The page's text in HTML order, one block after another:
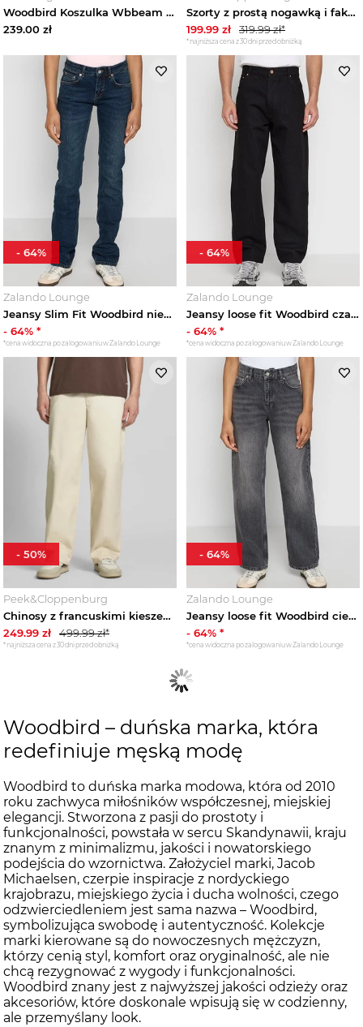
Woodbird Koszulka Wbbeam schwarz czarny
239.00 zł
Szorty z prostą nogawką i fakturowanym wzorem model ‘Ben' Woodbird
199.99 zł 319.99zł*
*najniższa cena z 30 dni przed obniżką
Zalando Lounge
Jeansy Slim Fit Woodbird niebieski
- 64% *
*cena widoczna po zalogowaniu w Zalando Lounge
- 64%
Zalando Lounge
Jeansy loose fit Woodbird czarny
- 64% *
*cena widoczna po zalogowaniu w Zalando Lounge
- 64%
Peek&Cloppenburg
Chinosy z francuskimi kieszeniami wpuszczanymi Woodbird Złamany biały
249.99 zł 499.99zł*
*najniższa cena z 30 dni przed obniżką
- 50%
Zalando Lounge
Jeansy loose fit Woodbird ciemnoszary
- 64% *
*cena widoczna po zalogowaniu w Zalando Lounge
- 64%
Woodbird – duńska marka, która
redefiniuje męską modę
Woodbird to duńska marka modowa, która od 2010
roku zachwyca miłośników współczesnej, miejskiej
elegancji. Stworzona z pasji do prostoty i
funkcjonalności, powstała w sercu Skandynawii, kraju
znanym z minimalizmu, jakości i nowatorskiego
podejścia do wzornictwa. Założyciel marki, Jacob
Michaelsen, czerpie inspiracje z nordyckiego
krajobrazu, miejskiego życia i ducha wolności, czego
odzwierciedleniem jest sama nazwa – Woodbird,
symbolizująca swobodę i autentyczność. Kolekcje
marki kierowane są do nowoczesnych mężczyzn,
którzy cenią styl, komfort oraz oryginalność, ale nie
chcą rezygnować z wygody i funkcjonalności.
Woodbird znany jest z najwyższej jakości odzieży oraz
akcesoriów, które doskonale wpisują się w codzienny,
ale przemyślany look.